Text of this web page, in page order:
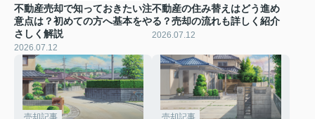
不動産売却で知っておきたい注
意点は？初めての方へ基本をや
さしく解説
2026.07.12
不動産の住み替えはどう進め
る？売却の流れも詳しく紹介
2026.07.12